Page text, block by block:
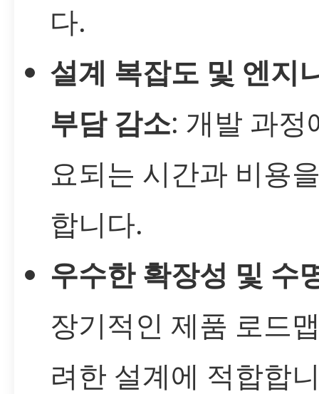
다.
설계 복잡도 및 엔지
부담 감소: 개발 과정
요되는 시간과 비용
합니다.
우수한 확장성 및 수
장기적인 제품 로드
려한 설계에 적합합